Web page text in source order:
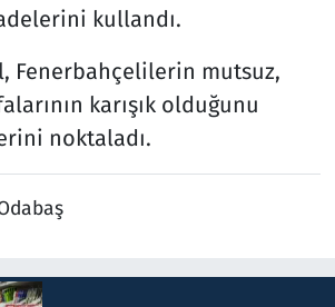
kullandı.
Fenerbahçelilerin mutsuz,
karışık olduğunu
noktaladı.